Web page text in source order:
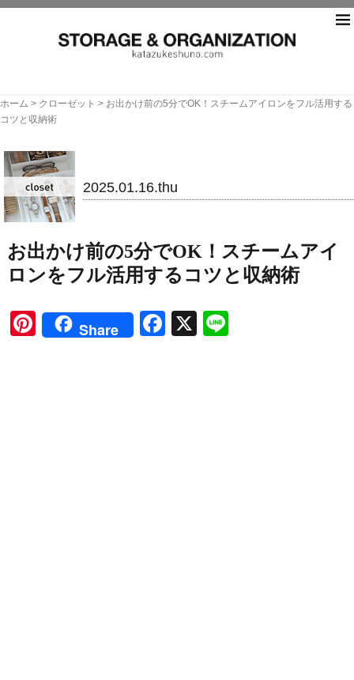
ホーム > クローゼット > お出かけ前の5分でOK！スチームアイロンをフル活用する
コツと収納術
2025.01.16.thu
お出かけ前の5分でOK！スチームアイ
ロンをフル活用するコツと収納術
Pinterest
Share Facebook
X